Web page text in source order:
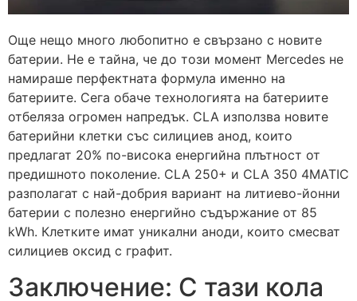
Още нещо много любопитно е свързано с новите
батерии. Не е тайна, че до този момент Mercedes не
намираше перфектната формула именно на
батериите. Сега обаче технологията на батериите
отбеляза огромен напредък. CLA използва новите
батерийни клетки със силициев анод, които
предлагат 20% по-висока енергийна плътност от
предишното поколение. CLA 250+ и CLA 350 4MATIC
разполагат с най-добрия вариант на литиево-йонни
батерии с полезно енергийно съдържание от 85
kWh. Клетките имат уникални аноди, които смесват
силициев оксид с графит.
Заключение: С тази кола